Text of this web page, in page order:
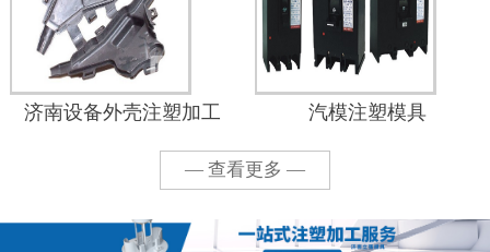
济南设备外壳注塑加工 汽模注塑模具
— 查看更多 —